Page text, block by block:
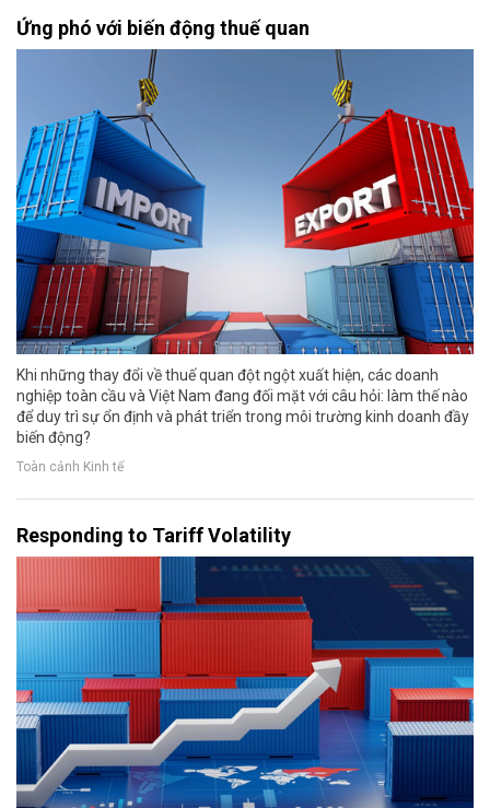
Ứng phó với biến động thuế quan
Khi những thay đổi về thuế quan đột ngột xuất hiện, các doanh
nghiệp toàn cầu và Việt Nam đang đối mặt với câu hỏi: làm thế nào
để duy trì sự ổn định và phát triển trong môi trường kinh doanh đầy
biến động?
Toàn cảnh Kinh tế
Responding to Tariff Volatility